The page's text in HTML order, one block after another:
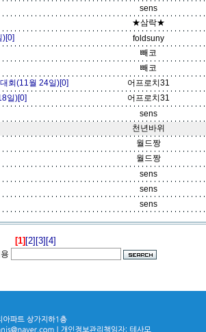
sens
★삼락★
)[0] foldsuny
빼코
빼코
회(11월 24일)[0] 어프로치31
일)[0] 어프로치31
sens
천년바위
월드짱
월드짱
sens
sens
sens
[1] [2] [3] [4]